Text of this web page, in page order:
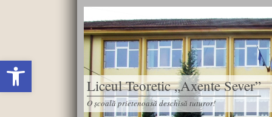
Deschide bara de unelte
Liceul Teoretic „Axente Sever”
O școală prietenoasă deschisă tuturor!